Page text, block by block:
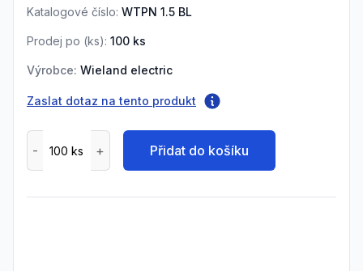
Katalogové číslo: WTPN 1.5 BL
Prodej po (ks): 100 ks
Výrobce: Wieland electric
Zaslat dotaz na tento produkt
Přidat do košíku